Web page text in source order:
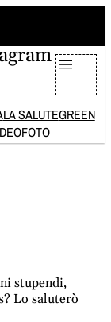
LA SALUTEGREEN
FOTO
stupendi,
Lo saluterò